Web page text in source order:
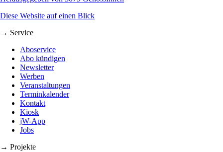
Diese Website auf einen Blick
→ Service
Aboservice
Abo kündigen
Newsletter
Werben
Veranstaltungen
Terminkalender
Kontakt
Kiosk
jW-App
Jobs
→ Projekte